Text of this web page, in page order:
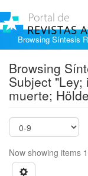
Browsing Síntesis
Browsing
Subject
muerte;
Now showing items